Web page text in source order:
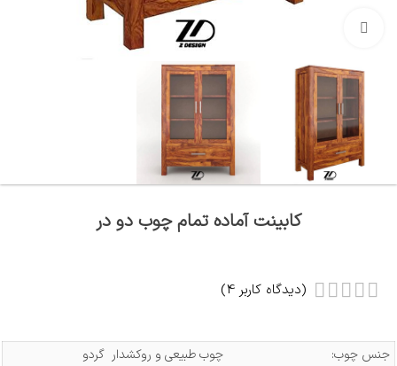
کابینت آماده تمام چوب دو در
(دیدگاه کاربر 4
)
جنس چوب:
چوب طبیعی و روکشدار گردو